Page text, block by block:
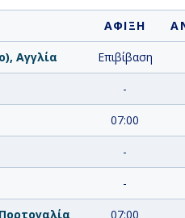
ΑΦΙΞΗ
Αγγλία Επιβίβαση
-
07:00
-
-
07:00